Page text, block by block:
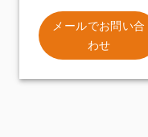
メールでお問い合
わせ